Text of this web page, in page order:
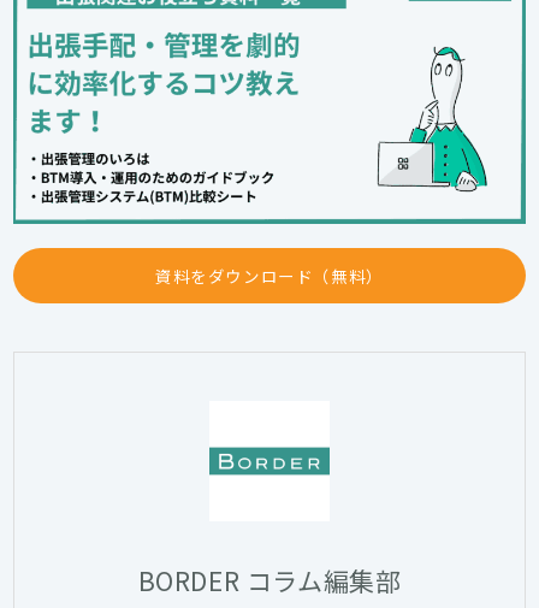
資料をダウンロード（無料）
BORDER コラム編集部